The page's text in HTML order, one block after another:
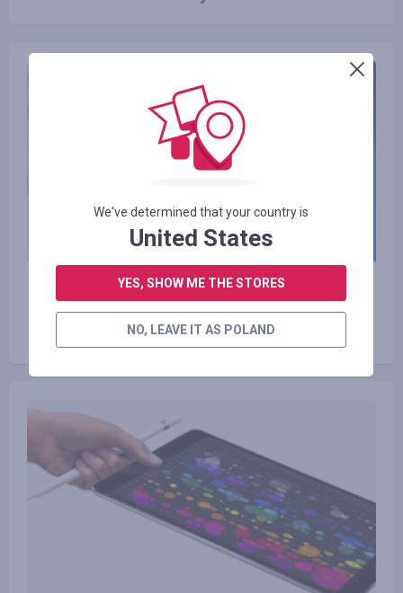
Intel odłożył produkcję nowych
procesorów
We've determined that your country is
United States
YES, SHOW ME THE STORES
NO, LEAVE IT AS POLAND